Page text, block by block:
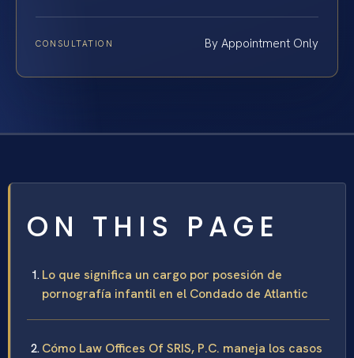
CONSULTATION By Appointment Only
ON THIS PAGE
Lo que significa un cargo por posesión de
pornografía infantil en el Condado de Atlantic
Cómo Law Offices Of SRIS, P.C. maneja los casos